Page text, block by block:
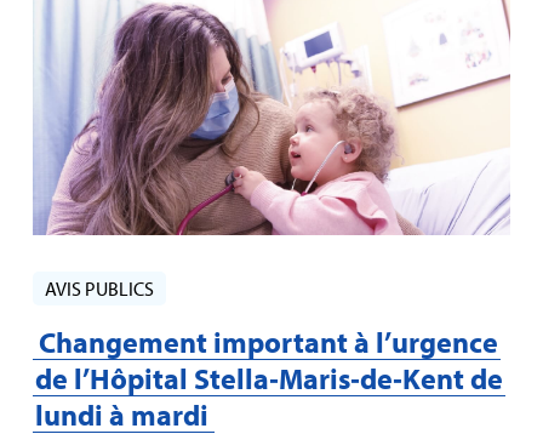
AVIS PUBLICS
Changement important à l’urgence
de l’Hôpital Stella‑Maris‑de‑Kent de
lundi à mardi